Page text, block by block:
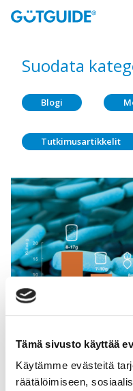
Tämä sivusto käyttää
Käytämme evästeitä
räätälöimiseen,
Suodata
Blogi
Tutkimusartikkelit
Blogi
Kuituja hyvien